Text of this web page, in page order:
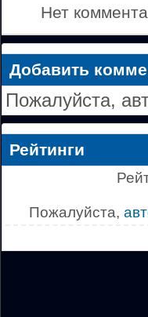
Нет
Добавить
Пожалуйста,
Рейтинги
Пожалуйста,